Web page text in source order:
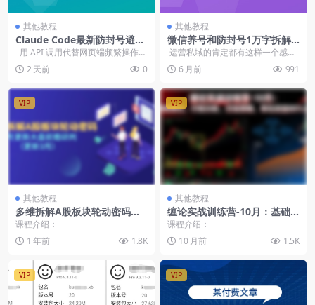
其他教程
Claude Code最新防封号避坑
指南（PDF文档）
用 API 调用代替网页端频繁操作，
能大幅降低风控触发概...
2 天前 0
其他教程
微信养号和防封号1万字拆解
个人微信维护技巧（PDF教
运营私域的肯定都有这样一个感
受，去年的5月份开始，大批量的微
信被限制...
6 月前 991
VIP
其他教程
多维拆解A股板块轮动密码，
预判市场趋势，每月更新大盘
前瞻研判（更新3月）
课程介绍：
1 年前
1.8K
VIP
其他教程
缠论实战训练营-10月：基础
理论，行情分析，交易策略，
年化收益80%+
课程介绍：
10 月前
1.5K
VIP VIP